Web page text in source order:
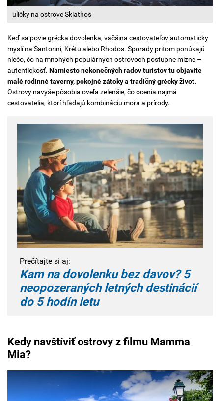
uličky na ostrove Skiathos
Keď sa povie grécka dovolenka, väčšina cestovateľov automaticky
myslí na Santorini, Krétu alebo Rhodos. Sporady pritom ponúkajú
niečo, čo na mnohých populárnych ostrovoch postupne mizne –
autentickosť. Namiesto nekonečných radov turistov tu objavíte
malé rodinné taverny, pokojné zátoky a tradičný grécky život.
Ostrovy navyše pôsobia oveľa zelenšie, čo ocenia najmä
cestovatelia, ktorí hľadajú kombináciu mora a prírody.
Prečítajte si aj:
Kam na dovolenku bez davov? 5
neopozeraných letných destinácií
do 5 hodín letu
Kedy navštíviť ostrovy z filmu Mamma
Mia?